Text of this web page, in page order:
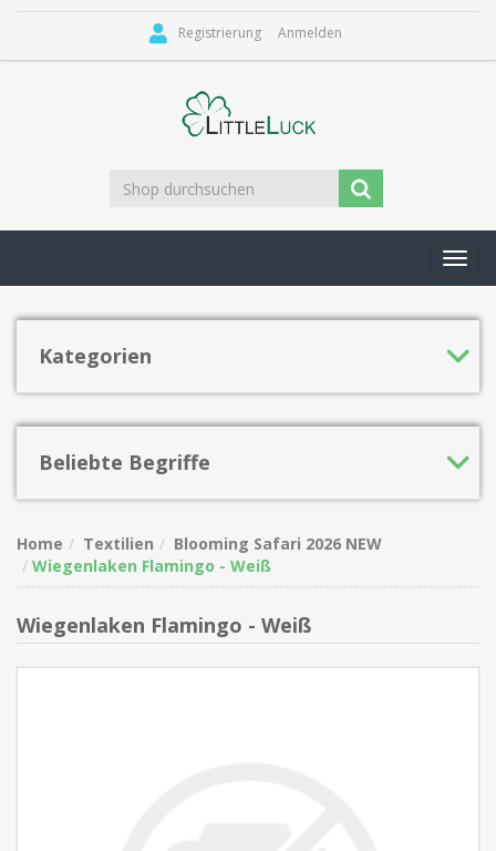
Registrierung Anmelden
Kategorien
Beliebte Begriffe
Home Textilien
Blooming Safari 2026 NEW
Wiegenlaken Flamingo - Weiß
Wiegenlaken Flamingo - Weiß